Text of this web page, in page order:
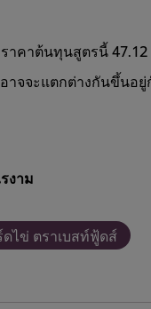
าคาต้นทุนสูตรนี้ 47.12
าจจะแตกต่างกันขึ้นอ
งาม
ไข่ ตราเบสท์ฟู้ดส์